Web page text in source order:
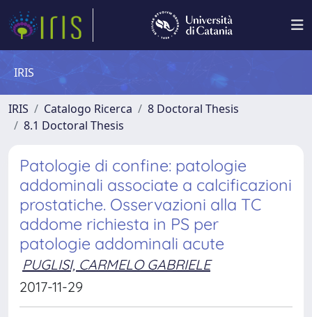
IRIS
IRIS Catalogo Ricerca
8 Doctoral Thesis
8.1 Doctoral Thesis
Patologie di confine: patologie
addominali associate a calcificazioni
prostatiche. Osservazioni alla TC
addome richiesta in PS per
patologie addominali acute
PUGLISI, CARMELO GABRIELE
2017-11-29